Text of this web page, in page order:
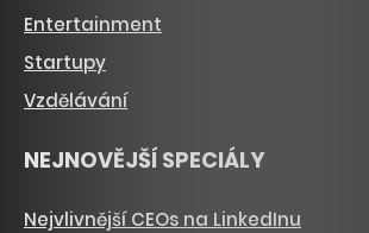
Entertainment
Startupy
Vzdělávání
NEJNOVĚJŠÍ SPECIÁLY
Nejvlivnější CEOs na LinkedInu